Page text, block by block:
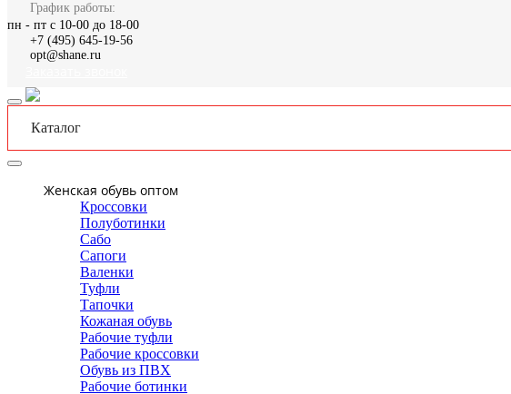
График работы:
пн - пт с 10-00 до 18-00
+7 (495) 645-19-56
opt@shane.ru
Каталог
Женская обувь оптом
Кроссовки
Полуботинки
Сабо
Сапоги
Валенки
Туфли
Тапочки
Кожаная обувь
Рабочие туфли
Рабочие кроссовки
Обувь из ПВХ
Рабочие ботинки